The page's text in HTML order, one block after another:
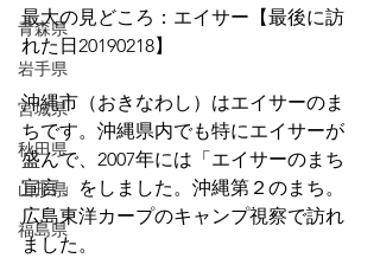
青森県
岩手県
宮城県
秋田県
山形県
福島県
最大の見どころ：エイサー【最後に訪
れた日20190218】
沖縄市（おきなわし）はエイサーのま
ちです。沖縄県内でも特にエイサーが
盛んで、2007年には「エイサーのまち
宣言」をしました。沖縄第２のまち。
広島東洋カープのキャンプ視察で訪れ
ました。